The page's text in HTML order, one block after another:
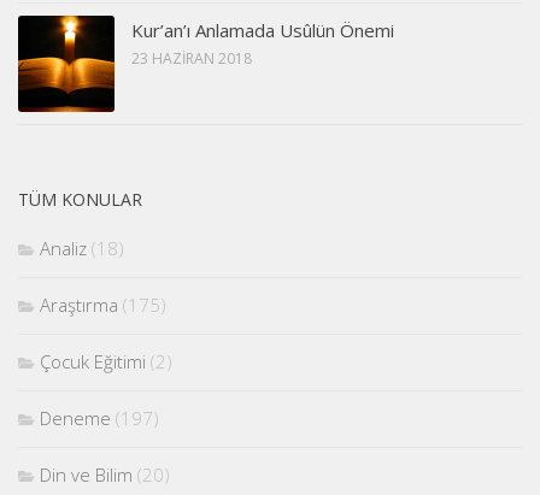
Kur’an’ı Anlamada Usûlün Önemi
23 HAZIRAN 2018
TÜM KONULAR
Analiz (18)
Araştırma (175)
Çocuk Eğitimi (2)
Deneme (197)
Din ve Bilim (20)